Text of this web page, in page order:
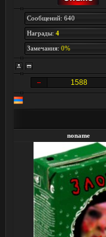
Сообщений: 640
Награды: 4
Замечания: 0%
1588
noname